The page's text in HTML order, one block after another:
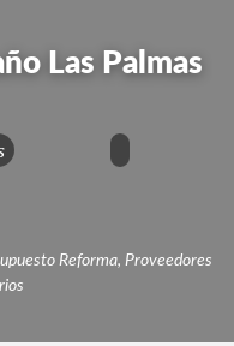
Las Palmas
Reforma, Proveedores